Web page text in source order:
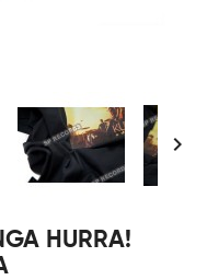

HURRA!